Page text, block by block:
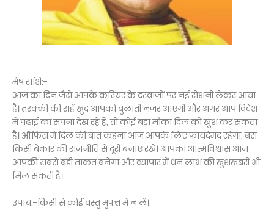
मेष राशि:-
आज का दिन जैसे आपके करियर के दरवाजों पर नई रोशनी लेकर आया
है। तरक्की की राहें खुद आपको बुलाती नजर आएंगी और अगर आप विदेश
में पढ़ाई का सपना देख रहे हैं, तो कोई बड़ा मौका दिल को खुश कर सकता
है। ऑफिस में दिल की बात कहना आज आपके लिए फायदेमंद रहेगा, बस
किसी बेकार की राजनीति से दूरी बनाए रखें। आपका आत्मविश्वास आज
आपकी सबसे बड़ी ताकत बनेगा और व्यापार में धन लाभ की खुशखबरी भी
मिल सकती है।
उपाय:-किसी से कोई वस्तु मुफ्त में न लें।